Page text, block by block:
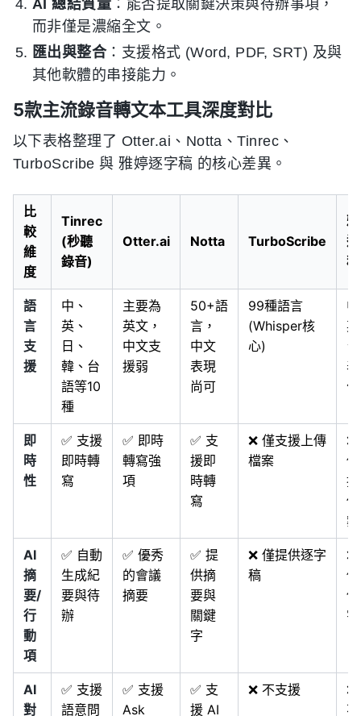
AI 總結質量 ：能否提取關鍵決策與待辦事項，
而非僅是濃縮全文。
匯出與整合：支援格式 (Word, PDF, SRT) 及與
其他軟體的串接能力。
5款主流錄音轉文本工具深度對比
以下表格整理了 Otter.ai、Notta、Tinrec、
TurboScribe 與 雅婷逐字稿 的核心差異。
比
較
維
度
Tinrec
(秒聽
錄音)
Otter.ai Notta TurboScribe
稿
語
言
支
援
中、
英、
日、
韓、台
語等10
種
主要為
英文，
中文支
援弱
50+語
言，
中文
表現
尚可
99種語言
(Whisper核
心)
佳
即
時
性
✅ 支援
即時轉
寫
✅ 即時
轉寫強
項
✅ 支
援即
時轉
寫
❌ 僅支援上傳
檔案
❌
案
AI
摘
要/
行
動
項
✅ 自動
生成紀
要與待
辦
✅ 優秀
的會議
摘要
✅ 提
供摘
要與
關鍵
字
❌ 僅提供逐字
稿
❌
AI
對
✅ 支援
語意問
✅ 支援
Ask
✅ 支
援 AI
❌ 不支援
❌